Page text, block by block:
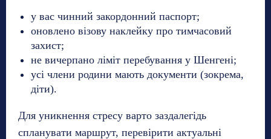
у вас чинний закордонний паспорт;
оновлено візову наклейку про тимчасовий
захист;
не вичерпано ліміт перебування у Шенгені;
усі члени родини мають документи (зокрема,
діти).
Для уникнення стресу варто заздалегідь
спланувати маршрут, перевірити актуальні